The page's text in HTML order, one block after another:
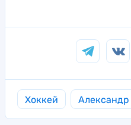
Хоккей Александр